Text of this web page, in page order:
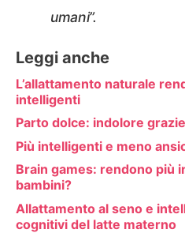
umani”.
Leggi anche
L’allattamento naturale
intelligenti
Parto dolce: indolore
Più intelligenti e meno
Brain games: rendono più
bambini?
Allattamento al seno e
cognitivi del latte materno